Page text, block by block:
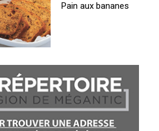
Pain aux bananes